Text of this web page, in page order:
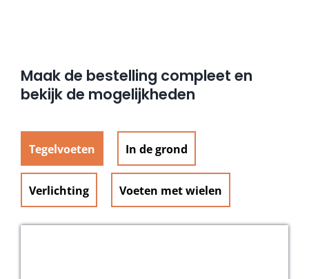
Maak de bestelling compleet en
bekijk de mogelijkheden
Tegelvoeten In de grond
Verlichting Voeten met wielen